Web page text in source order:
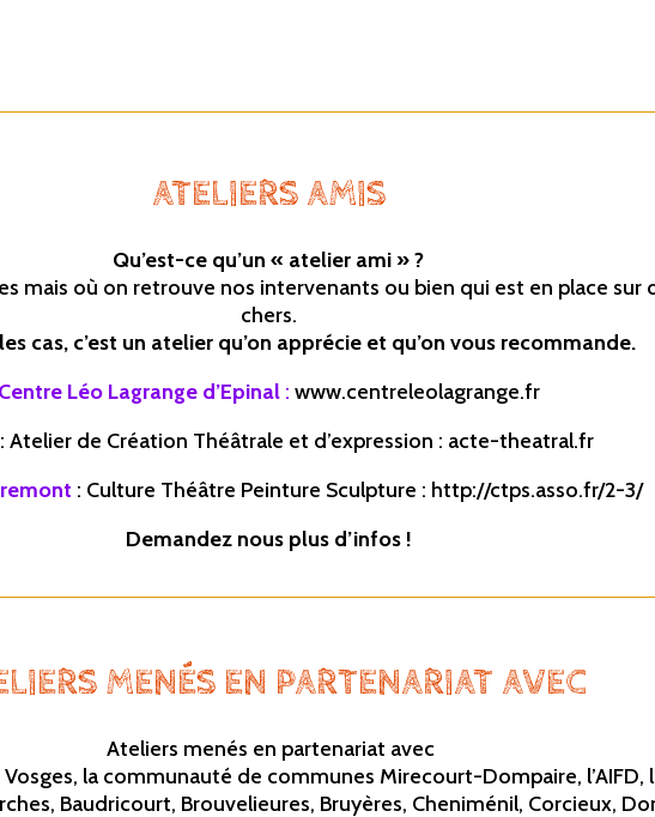
ATELIERS AMIS
Qu’est-ce qu’un « atelier ami » ?
mais où on retrouve nos intervenants ou bien qui est en place
chers.
cas, c’est un atelier qu’on apprécie et qu’on vous recommande.
Léo Lagrange d’Epinal: www.centreleolagrange.fr
: Atelier de Création Théâtrale et d’expression : acte-theatral.fr
: Culture Théâtre Peinture Sculpture : http://ctps.asso.fr/2-3/
Demandez nous plus d’infos !
MENÉS EN PARTENARIAT AVEC
Ateliers menés en partenariat avec
la communauté de communes Mirecourt-Dompaire, l’AIFD,
Baudricourt, Brouvelieures, Bruyères, Cheniménil, Corcieux,